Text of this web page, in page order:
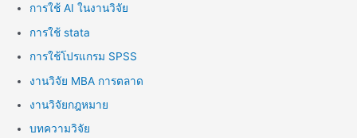
การใช้ AI ในงานวิจัย
การใช้ stata
การใช้โปรแกรม SPSS
งานวิจัย MBA การตลาด
งานวิจัยกฎหมาย
บทความวิจัย